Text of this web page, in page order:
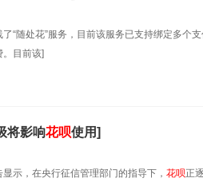
“随处花”服务，目前该服务已支持绑定多个
。目前该]
将影响花呗使用]
示，在央行征信管理部门的指导下， 花呗正